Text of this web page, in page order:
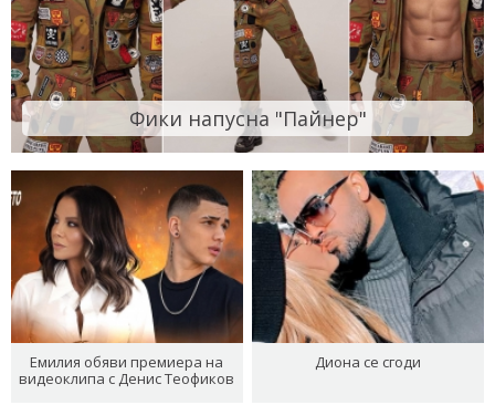
Фики напусна "Пайнер"
Емилия обяви премиера на
видеоклипа с Денис Теофиков
Диона се сгоди